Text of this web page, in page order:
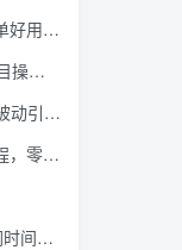
汤小小故事写作班，写作高手教你简单好用的故事写作套路
闲鱼无货源电商课程第20期：闲鱼项目操盘手带你从0到月入20万+
SEO百度霸屏方案，手把手教你打造被动引流系统【视频课程】
一部手机制作夫妻搞笑动画短视频教程，零基础也能快速上手
淘宝暴力项目：每天10-30分钟的空闲时间，有淘宝号，会玩淘宝 引流哥